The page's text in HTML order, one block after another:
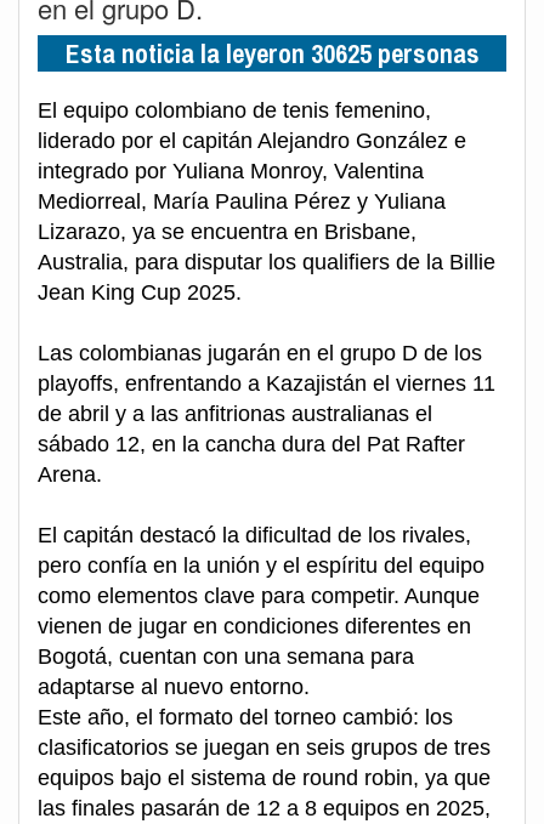
en el grupo D.
Esta noticia la leyeron 30625 personas
El equipo colombiano de tenis femenino,
liderado por el capitán Alejandro González e
integrado por Yuliana Monroy, Valentina
Mediorreal, María Paulina Pérez y Yuliana
Lizarazo, ya se encuentra en Brisbane,
Australia, para disputar los qualifiers de la Billie
Jean King Cup 2025.
Las colombianas jugarán en el grupo D de los
playoffs, enfrentando a Kazajistán el viernes 11
de abril y a las anfitrionas australianas el
sábado 12, en la cancha dura del Pat Rafter
Arena.
El capitán destacó la dificultad de los rivales,
pero confía en la unión y el espíritu del equipo
como elementos clave para competir. Aunque
vienen de jugar en condiciones diferentes en
Bogotá, cuentan con una semana para
adaptarse al nuevo entorno.
Este año, el formato del torneo cambió: los
clasificatorios se juegan en seis grupos de tres
equipos bajo el sistema de round robin, ya que
las finales pasarán de 12 a 8 equipos en 2025,